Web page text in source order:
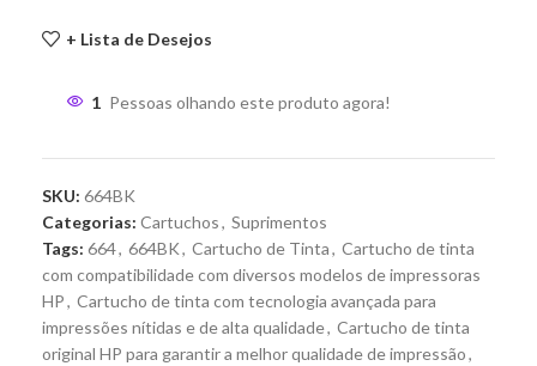
+ Lista de Desejos
1 Pessoas olhando este produto agora!
SKU: 664BK
Categorias: Cartuchos, Suprimentos
Tags: 664, 664BK, Cartucho de Tinta, Cartucho de tinta
com compatibilidade com diversos modelos de impressoras
HP, Cartucho de tinta com tecnologia avançada para
impressões nítidas e de alta qualidade, Cartucho de tinta
original HP para garantir a melhor qualidade de impressão,